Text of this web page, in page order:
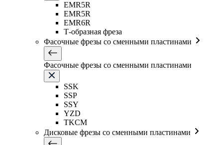
EMR5R
EMR5R
EMR6R
Т-образная фреза
Фасочные фрезы со сменными пластинами
Фасочные фрезы со сменными пластинами
SSK
SSP
SSY
YZD
TKCM
Дисковые фрезы со сменными пластинами